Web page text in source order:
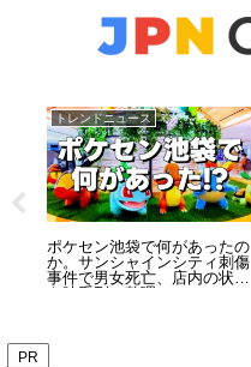
トレンドニュース
ポケセン池袋で何があったの
か。サンシャインシティ刺傷
事件で男女死亡、店内の状況
PR